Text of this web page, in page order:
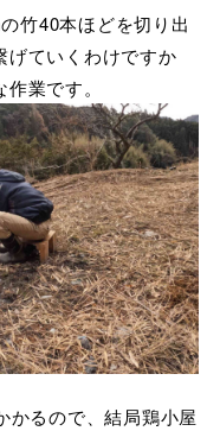
竹40本ほどを切り出
げていくわけですか
業です。
かるので、結局鶏小屋